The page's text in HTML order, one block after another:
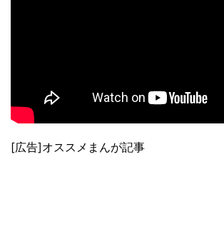
[広告]オススメまんが記事